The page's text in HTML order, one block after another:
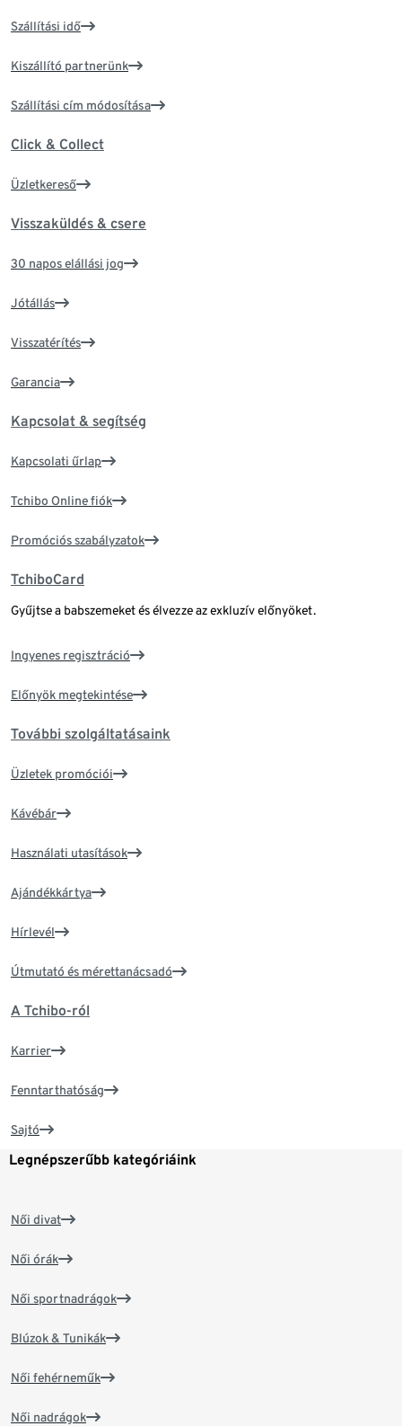
Szállítási idő
Kiszállító partnerünk
Szállítási cím módosítása
Click & Collect
Üzletkereső
Visszaküldés & csere
30 napos elállási jog
Jótállás
Visszatérítés
Garancia
Kapcsolat & segítség
Kapcsolati űrlap
Tchibo Online fiók
Promóciós szabályzatok
TchiboCard
Gyűjtse a babszemeket és élvezze az exkluzív előnyöket.
Ingyenes regisztráció
Előnyök megtekintése
További szolgáltatásaink
Üzletek promóciói
Kávébár
Használati utasítások
Ajándékkártya
Hírlevél
Útmutató és mérettanácsadó
A Tchibo-ról
Karrier
Fenntarthatóság
Sajtó
Legnépszerűbb kategóriáink
Női divat
Női órák
Női sportnadrágok
Blúzok & Tunikák
Női fehérneműk
Női nadrágok